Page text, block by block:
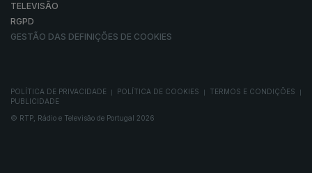
TELEVISÃO
RGPD
GESTÃO DAS DEFINIÇÕES DE COOKIES
POLÍTICA DE PRIVACIDADE POLÍTICA DE COOKIES TERMOS E CONDIÇÕES
PUBLICIDADE
© RTP, Rádio e Televisão de Portugal 2026